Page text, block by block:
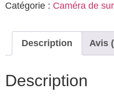
Catégorie : Caméra de
Description Avis
Description